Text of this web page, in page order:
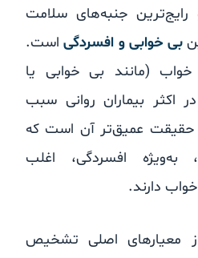
جنبه‌های سلامت
خوابی و افسردگیاست.
(مانند بی خوابی یا
بیماران روانی سبب
عمیق‌تر آن است که
افسردگی، اغلب
دارند.
معیارهای اصلی تشخیص